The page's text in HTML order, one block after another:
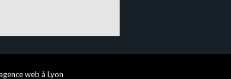
web à Lyon